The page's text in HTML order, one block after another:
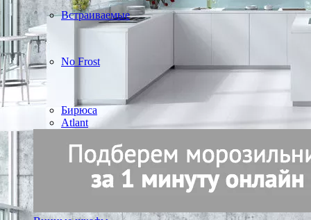
Встраиваемые
No Frost
Бирюса
Atlant